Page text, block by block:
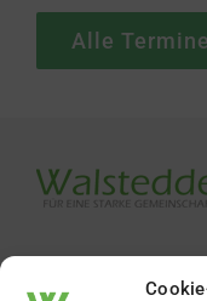
Alle Termine